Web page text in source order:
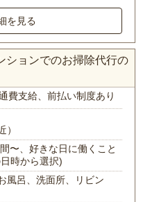
を見る
ションでのお掃除代行の
通費支給、前払い制度あり
）
〜、好きな日に働くこと
時から選択)
風呂、洗面所、リビン